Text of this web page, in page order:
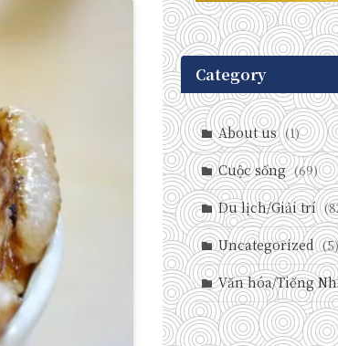
Category
About us (1)
Cuộc sống (69)
Du lịch/Giải trí
(146)
(71)
(237)
Uncategorized (5)
Văn hóa/Tiếng